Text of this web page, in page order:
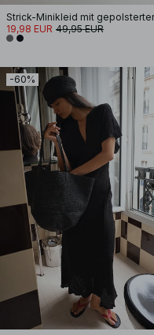
19,98 EUR 49,95 EUR
-60%